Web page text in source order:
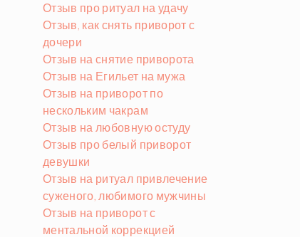
Отзыв про ритуал на удачу
Отзыв, как снять приворот с
дочери
Отзыв на снятие приворота
Отзыв на Егильет на мужа
Отзыв на приворот по
нескольким чакрам
Отзыв на любовную остуду
Отзыв про белый приворот
девушки
Отзыв на ритуал привлечение
суженого, любимого мужчины
Отзыв на приворот с
ментальной коррекцией